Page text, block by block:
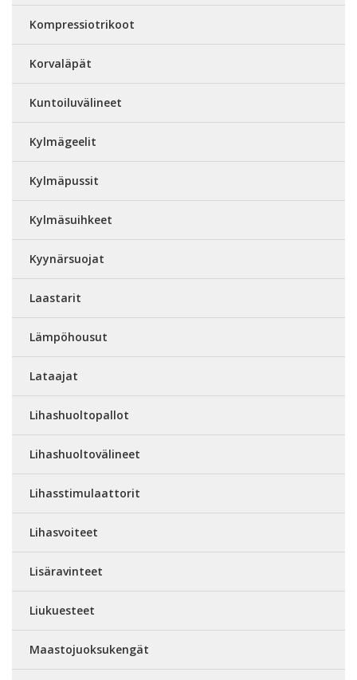
Kompressiotrikoot
Korvaläpät
Kuntoiluvälineet
Kylmägeelit
Kylmäpussit
Kylmäsuihkeet
Kyynärsuojat
Laastarit
Lämpöhousut
Lataajat
Lihashuoltopallot
Lihashuoltovälineet
Lihasstimulaattorit
Lihasvoiteet
Lisäravinteet
Liukuesteet
Maastojuoksukengät